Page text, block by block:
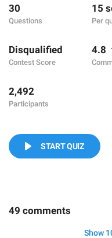
30
Questions
15
Per
Disqualified
Contest Score
4.8
2,492
Participants
START QUIZ
49 comments
Show